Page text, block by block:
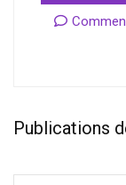
Publications